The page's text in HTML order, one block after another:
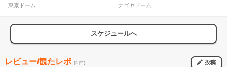
東京ドーム
ナゴヤドーム
スケジュールへ
レビュー/観たレポ (5件) 投稿